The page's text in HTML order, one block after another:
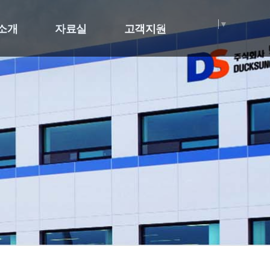
개 자료실 고객지원Select Language▼